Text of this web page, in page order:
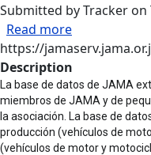
Submitted byTracker on
Read moreabout Japan
https://
Description
La base de datos de JAMA
miembros de JAMA y de
la asociación. La base de
producción (vehículos de
(vehículos de motor y